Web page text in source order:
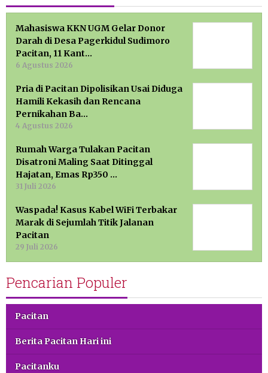
Mahasiswa KKN UGM Gelar Donor
Darah di Desa Pagerkidul Sudimoro
Pacitan, 11 Kant…
6 Agustus 2026
Pria di Pacitan Dipolisikan Usai Diduga
Hamili Kekasih dan Rencana
Pernikahan Ba…
4 Agustus 2026
Rumah Warga Tulakan Pacitan
Disatroni Maling Saat Ditinggal
Hajatan, Emas Rp350 …
31 Juli 2026
Waspada! Kasus Kabel WiFi Terbakar
Marak di Sejumlah Titik Jalanan
Pacitan
29 Juli 2026
Pencarian Populer
Pacitan
Berita Pacitan Hari ini
Pacitanku